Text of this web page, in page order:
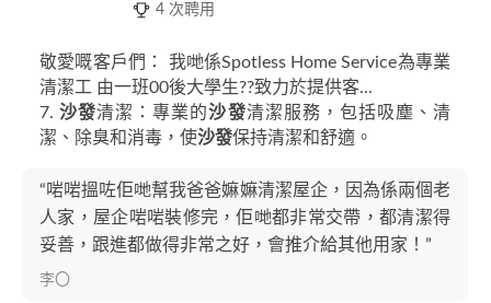
4 次聘用
敬愛嘅客戶們： 我哋係Spotless Home Service為專業
清潔工 由一班00後大學生?‍?致力於提供客...
7.沙發清潔：專業的沙發清潔服務，包括吸塵、清
潔、除臭和消毒，使沙發保持清潔和舒適。
“啱啱搵咗佢哋幫我爸爸嫲嫲清潔屋企，因為係兩個老
人家，屋企啱啱裝修完，佢哋都非常交帶，都清潔得
妥善，跟進都做得非常之好，會推介給其他用家！”
李〇